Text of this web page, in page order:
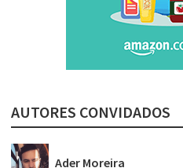
AUTORES CONVIDADOS
Ader Moreira